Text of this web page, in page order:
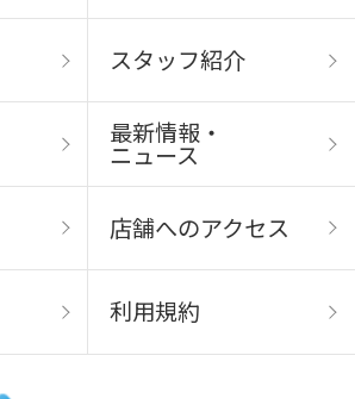
スタッフ紹介
最新情報・
ニュース
店舗へのアクセス
利用規約